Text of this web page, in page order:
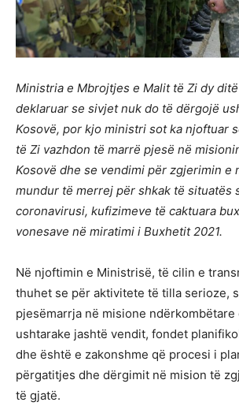
Ministria e Mbrojtjes e Malit të Zi dy
deklaruar se sivjet nuk do të dërgojë
Kosovë, por kjo ministri sot ka njoftuar
të Zi vazhdon të marrë pjesë në
Kosovë dhe se vendimi për zgjerimin e
mundur të merrej për shkak të situatës
coronavirusi, kufizimeve të caktuara
vonesave në miratimi i Buxhetit 2021.
Në njoftimin e Ministrisë, të cilin e
thuhet se për aktivitete të tilla serioze,
pjesëmarrja në misione
ushtarake jashtë vendit, fondet
dhe është e zakonshme që procesi i
përgatitjes dhe dërgimit në mision të
të gjatë.